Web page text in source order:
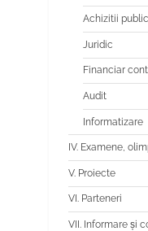
Achizitii
Juridic
Financiar
Audit
Informatizare
IV. Examene,
V. Proiecte
VI. Parteneri
VII. Informare și